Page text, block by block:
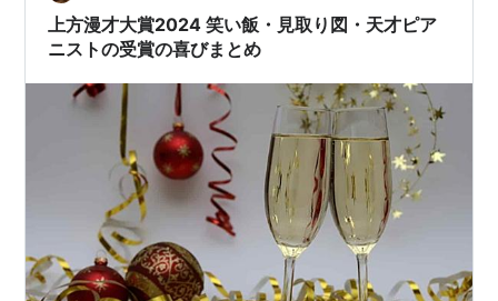
上方漫才大賞2024 笑い飯・見取り図・天才ピア
ニストの受賞の喜びまとめ